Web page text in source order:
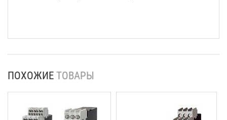
ПОХОЖИЕ ТОВАРЫ